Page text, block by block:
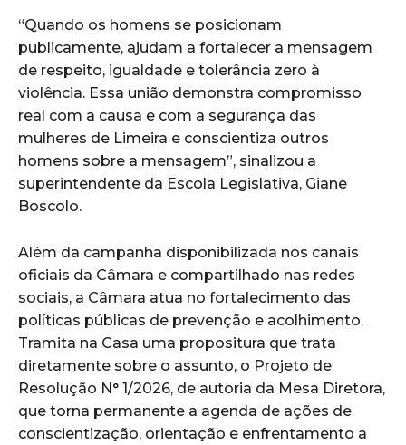
“Quando os homens se posicionam
publicamente, ajudam a fortalecer a mensagem
de respeito, igualdade e tolerância zero à
violência. Essa união demonstra compromisso
real com a causa e com a segurança das
mulheres de Limeira e conscientiza outros
homens sobre a mensagem”, sinalizou a
superintendente da Escola Legislativa, Giane
Boscolo.
Além da campanha disponibilizada nos canais
oficiais da Câmara e compartilhado nas redes
sociais, a Câmara atua no fortalecimento das
políticas públicas de prevenção e acolhimento.
Tramita na Casa uma propositura que trata
diretamente sobre o assunto, o Projeto de
Resolução N° 1/2026, de autoria da Mesa Diretora,
que torna permanente a agenda de ações de
conscientização, orientação e enfrentamento a